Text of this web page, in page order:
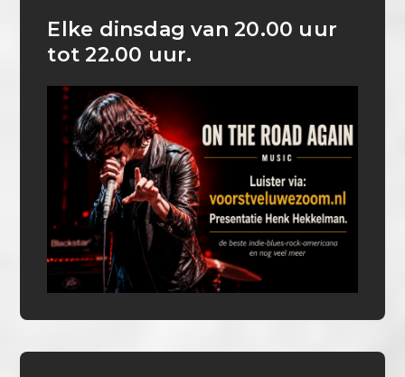
Elke dinsdag van 20.00 uur
tot 22.00 uur.